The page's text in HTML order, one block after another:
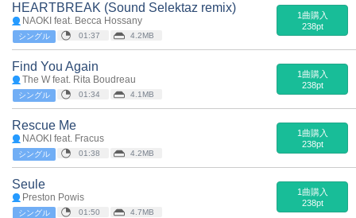
HEARTBREAK (Sound Selektaz remix)
NAOKI feat. Becca Hossany
シングル 01:37 4.2MB
1曲購入
238pt
Find You Again
The W feat. Rita Boudreau
シングル 01:34 4.1MB
1曲購入
238pt
Rescue Me
NAOKI feat. Fracus
シングル 01:38 4.2MB
1曲購入
238pt
Seule
Preston Powis
シングル 01:50 4.7MB
1曲購入
238pt